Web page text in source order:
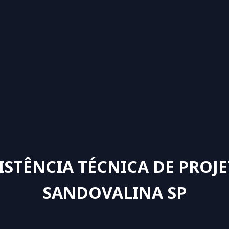
TÉCNICA DE
SANDOVALINA SP